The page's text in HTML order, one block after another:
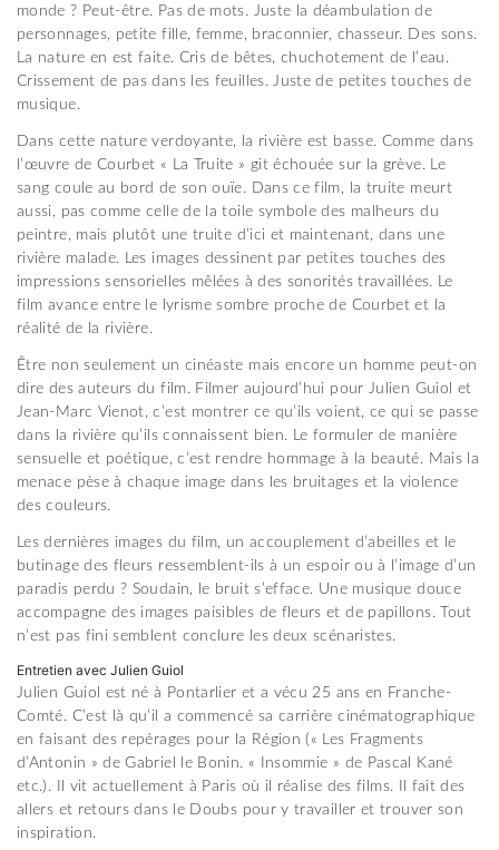
monde ? Peut-être. Pas de mots. Juste la déambulation de
personnages, petite fille, femme, braconnier, chasseur. Des sons.
La nature en est faite. Cris de bêtes, chuchotement de l’eau.
Crissement de pas dans les feuilles. Juste de petites touches de
musique.
Dans cette nature verdoyante, la rivière est basse. Comme dans
l’œuvre de Courbet « La Truite » git échouée sur la grève. Le
sang coule au bord de son ouïe. Dans ce film, la truite meurt
aussi, pas comme celle de la toile symbole des malheurs du
peintre, mais plutôt une truite d’ici et maintenant, dans une
rivière malade. Les images dessinent par petites touches des
impressions sensorielles mêlées à des sonorités travaillées. Le
film avance entre le lyrisme sombre proche de Courbet et la
réalité de la rivière.
Être non seulement un cinéaste mais encore un homme peut-on
dire des auteurs du film. Filmer aujourd’hui pour Julien Guiol et
Jean-Marc Vienot, c’est montrer ce qu’ils voient, ce qui se passe
dans la rivière qu’ils connaissent bien. Le formuler de manière
sensuelle et poétique, c’est rendre hommage à la beauté. Mais la
menace pèse à chaque image dans les bruitages et la violence
des couleurs.
Les dernières images du film, un accouplement d’abeilles et le
butinage des fleurs ressemblent-ils à un espoir ou à l’image d’un
paradis perdu ? Soudain, le bruit s’efface. Une musique douce
accompagne des images paisibles de fleurs et de papillons. Tout
n’est pas fini semblent conclure les deux scénaristes.
Entretien avec Julien Guiol
Julien Guiol est né à Pontarlier et a vécu 25 ans en Franche-
Comté. C’est là qu’il a commencé sa carrière cinématographique
en faisant des repérages pour la Région (« Les Fragments
d’Antonin » de Gabriel le Bonin. « Insommie » de Pascal Kané
etc.). Il vit actuellement à Paris où il réalise des films. Il fait des
allers et retours dans le Doubs pour y travailler et trouver son
inspiration.